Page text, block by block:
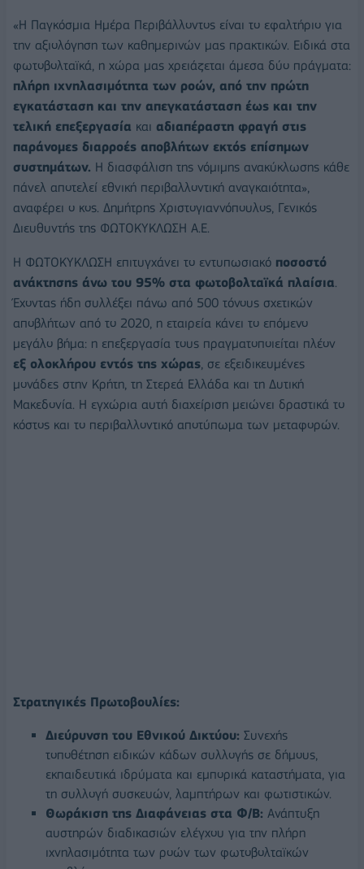
«Η Παγκόσμια Ημέρα Περιβάλλοντος είναι το εφαλτήριο για
την αξιολόγηση των καθημερινών μας πρακτικών. Ειδικά στα
φωτοβολταϊκά, η χώρα μας χρειάζεται άμεσα δύο πράγματα:
πλήρη ιχνηλασιμότητα των ροών, από την πρώτη
εγκατάσταση και την απεγκατάσταση έως και την
τελική επεξεργασία και αδιαπέραστη φραγή στις
παράνομες διαρροές αποβλήτων εκτός επίσημων
συστημάτων. Η διασφάλιση της νόμιμης ανακύκλωσης κάθε
πάνελ αποτελεί εθνική περιβαλλοντική αναγκαιότητα»,
αναφέρει ο κος. Δημήτρης Χριστογιαννόπουλος, Γενικός
Διευθυντής της ΦΩΤΟΚΥΚΛΩΣΗ Α.Ε.
Η ΦΩΤΟΚΥΚΛΩΣΗ επιτυγχάνει το εντυπωσιακό ποσοστό
ανάκτησης άνω του 95% στα φωτοβολταϊκά πλαίσια.
Έχοντας ήδη συλλέξει πάνω από 500 τόνους σχετικών
αποβλήτων από το 2020, η εταιρεία κάνει το επόμενο
μεγάλο βήμα: η επεξεργασία τους πραγματοποιείται πλέον
εξ ολοκλήρου εντός της χώρας, σε εξειδικευμένες
μονάδες στην Κρήτη, τη Στερεά Ελλάδα και τη Δυτική
Μακεδονία. Η εγχώρια αυτή διαχείριση μειώνει δραστικά το
κόστος και το περιβαλλοντικό αποτύπωμα των μεταφορών.
Στρατηγικές Πρωτοβουλίες:
Διεύρυνση του Εθνικού Δικτύου: Συνεχής
τοποθέτηση ειδικών κάδων συλλογής σε δήμους,
εκπαιδευτικά ιδρύματα και εμπορικά καταστήματα, για
τη συλλογή συσκευών, λαμπτήρων και φωτιστικών.
Θωράκιση της Διαφάνειας στα Φ/Β: Ανάπτυξη
αυστηρών διαδικασιών ελέγχου για την πλήρη
ιχνηλασιμότητα των ροών των φωτοβολταϊκών